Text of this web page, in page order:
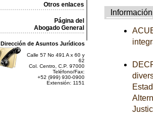
Otros enlaces
Página del
Abogado General
Dirección de Asuntos Jurídicos
Calle 57 No 491 A x 60 y
62
Col. Centro, C.P. 97000
Teléfono/Fax:
+52 (999) 930-0900
Extensión: 1151
Información